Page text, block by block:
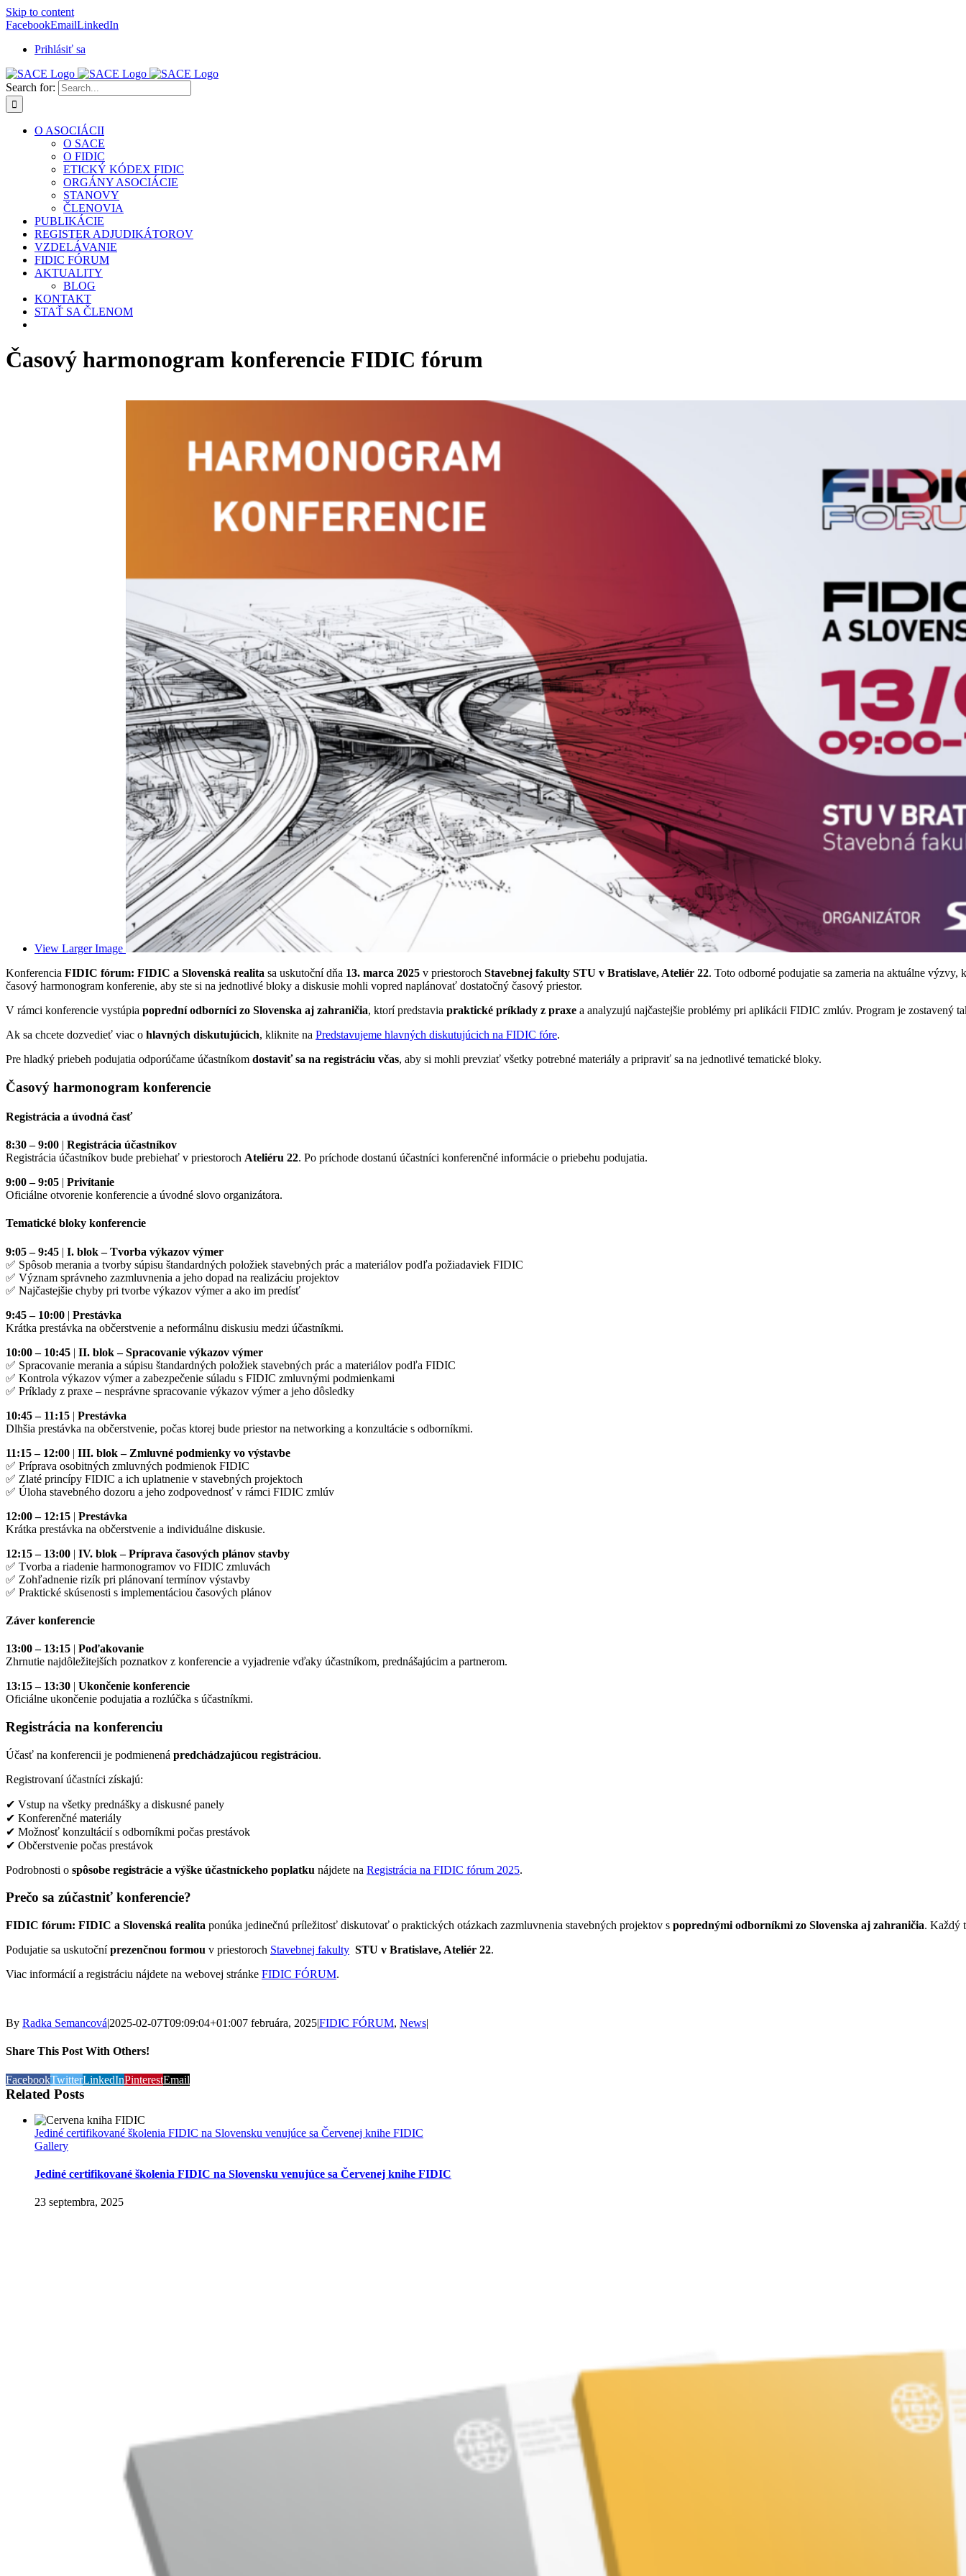
Skip to content
FacebookEmailLinkedIn
Prihlásiť sa
Search for:
O ASOCIÁCII
O SACE
O FIDIC
ETICKÝ KÓDEX FIDIC
ORGÁNY ASOCIÁCIE
STANOVY
ČLENOVIA
PUBLIKÁCIE
REGISTER ADJUDIKÁTOROV
VZDELÁVANIE
FIDIC FÓRUM
AKTUALITY
BLOG
KONTAKT
STAŤ SA ČLENOM
Časový harmonogram konferencie FIDIC fórum
View Larger Image
Konferencia FIDIC fórum: FIDIC a Slovenská realita sa uskutoční dňa 13. marca 2025 v priestoroch Stavebnej fakulty STU v Bratislave, Ateliér 22. Toto odborné podujatie sa zameria na aktuálne
časový harmonogram konferenie, aby ste si na jednotlivé bloky a diskusie mohli vopred naplánovať dostatočný časový priestor.
V rámci konferencie vystúpia poprední odborníci zo Slovenska aj zahraničia, ktorí predstavia praktické príklady z praxe a analyzujú najčastejšie problémy pri aplikácii FIDIC zmlúv. Program je zostavený
Ak sa chcete dozvedieť viac o hlavných diskutujúcich, kliknite na Predstavujeme hlavných diskutujúcich na FIDIC fóre.
Pre hladký priebeh podujatia odporúčame účastníkom dostaviť sa na registráciu včas, aby si mohli prevziať všetky potrebné materiály a pripraviť sa na jednotlivé tematické bloky.
Časový harmonogram konferencie
Registrácia a úvodná časť
8:30 – 9:00 | Registrácia účastníkov
Registrácia účastníkov bude prebiehať v priestoroch Ateliéru 22. Po príchode dostanú účastníci konferenčné informácie o priebehu podujatia.
9:00 – 9:05 | Privítanie
Oficiálne otvorenie konferencie a úvodné slovo organizátora.
Tematické bloky konferencie
9:05 – 9:45 | I. blok – Tvorba výkazov výmer
✅ Spôsob merania a tvorby súpisu štandardných položiek stavebných prác a materiálov podľa požiadaviek FIDIC
✅ Význam správneho zazmluvnenia a jeho dopad na realizáciu projektov
✅ Najčastejšie chyby pri tvorbe výkazov výmer a ako im predísť
9:45 – 10:00 | Prestávka
Krátka prestávka na občerstvenie a neformálnu diskusiu medzi účastníkmi.
10:00 – 10:45 | II. blok – Spracovanie výkazov výmer
✅ Spracovanie merania a súpisu štandardných položiek stavebných prác a materiálov podľa FIDIC
✅ Kontrola výkazov výmer a zabezpečenie súladu s FIDIC zmluvnými podmienkami
✅ Príklady z praxe – nesprávne spracovanie výkazov výmer a jeho dôsledky
10:45 – 11:15 | Prestávka
Dlhšia prestávka na občerstvenie, počas ktorej bude priestor na networking a konzultácie s odborníkmi.
11:15 – 12:00 | III. blok – Zmluvné podmienky vo výstavbe
✅ Príprava osobitných zmluvných podmienok FIDIC
✅ Zlaté princípy FIDIC a ich uplatnenie v stavebných projektoch
✅ Úloha stavebného dozoru a jeho zodpovednosť v rámci FIDIC zmlúv
12:00 – 12:15 | Prestávka
Krátka prestávka na občerstvenie a individuálne diskusie.
12:15 – 13:00 | IV. blok – Príprava časových plánov stavby
✅ Tvorba a riadenie harmonogramov vo FIDIC zmluvách
✅ Zohľadnenie rizík pri plánovaní termínov výstavby
✅ Praktické skúsenosti s implementáciou časových plánov
Záver konferencie
13:00 – 13:15 | Poďakovanie
Zhrnutie najdôležitejších poznatkov z konferencie a vyjadrenie vďaky účastníkom, prednášajúcim a partnerom.
13:15 – 13:30 | Ukončenie konferencie
Oficiálne ukončenie podujatia a rozlúčka s účastníkmi.
Registrácia na konferenciu
Účasť na konferencii je podmienená predchádzajúcou registráciou.
Registrovaní účastníci získajú:
✔ Vstup na všetky prednášky a diskusné panely
✔ Konferenčné materiály
✔ Možnosť konzultácií s odborníkmi počas prestávok
✔ Občerstvenie počas prestávok
Podrobnosti o spôsobe registrácie a výške účastníckeho poplatku nájdete na Registrácia na FIDIC fórum 2025.
Prečo sa zúčastniť konferencie?
FIDIC fórum: FIDIC a Slovenská realita ponúka jedinečnú príležitosť diskutovať o praktických otázkach zazmluvnenia stavebných projektov s poprednými odborníkmi zo Slovenska aj zahraničia. Každý
Podujatie sa uskutočníprezenčnou formou v priestoroch Stavebnej fakulty STU v Bratislave, Ateliér 22.
Viac informácií a registráciu nájdete na webovej stránke FIDIC FÓRUM.
By Radka Semancová|2025-02-07T09:09:04+01:007 februára, 2025|FIDIC FÓRUM, News|
Share This Post With Others!
FacebookTwitterLinkedInPinterestEmail
Related Posts
Jediné certifikované školenia FIDIC na Slovensku venujúce sa Červenej knihe FIDIC
Gallery
Jediné certifikované školenia FIDIC na Slovensku venujúce sa Červenej knihe FIDIC
23 septembra, 2025